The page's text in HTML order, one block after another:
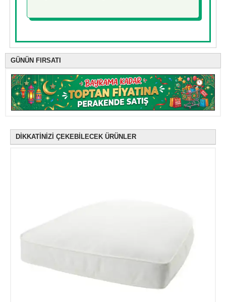
GÜNÜN FIRSATI
DİKKATİNİZİ ÇEKEBİLECEK ÜRÜNLER